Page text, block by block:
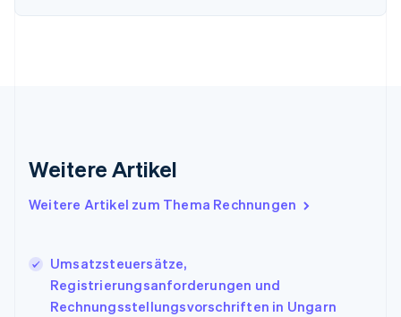
Weitere Artikel
Weitere Artikel zum Thema Rechnungen
Umsatzsteuersätze,
Registrierungsanforderungen und
Rechnungsstellungsvorschriften in Ungarn
English
Indien
English
Italien
ItalianoEnglish
Japan